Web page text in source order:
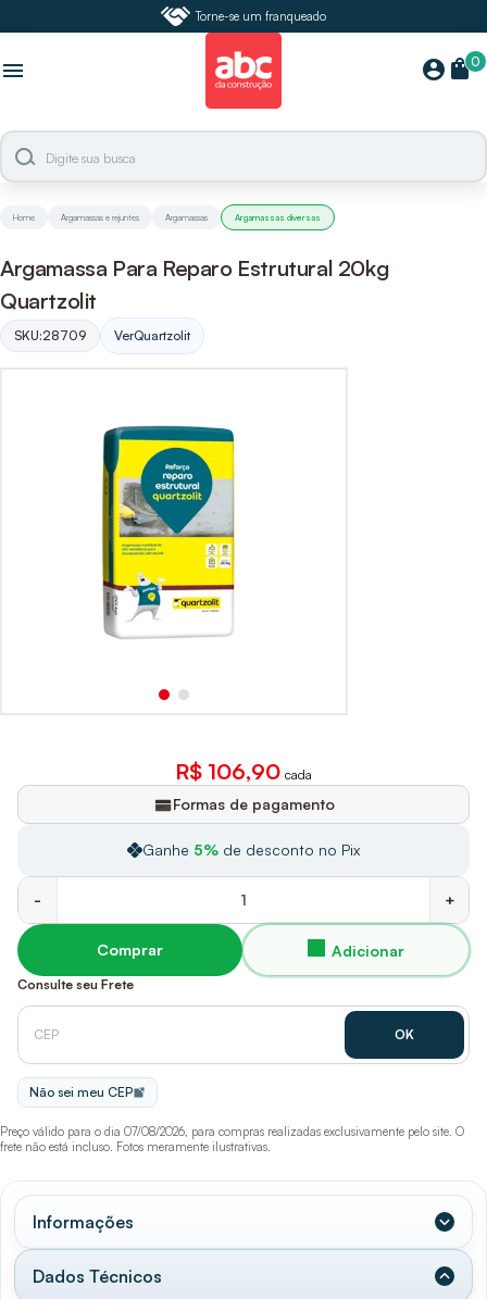
Torne-se um franqueado
menu account_circle 0
shopping_bag
Home Argamassas e rejuntes Argamassas Argamassas diversas
Argamassa Para Reparo Estrutural 20kg
Quartzolit
SKU:28709 VerQuartzolit
R$ 106,90 cada
Ganhe 5% de desconto no Pix
Formas de pagamento
- +
Comprar
Consulte seu Frete
Não sei meu CEP
Preço válido para o dia 07/08/2026, para compras realizadas exclusivamente pelo site. O
frete não está incluso. Fotos meramente ilustrativas.
Informações
Dados Técnicos